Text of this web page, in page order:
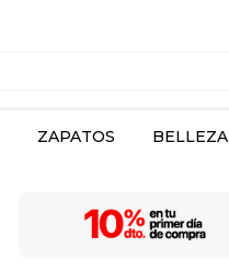
ZAPATOS BELLEZA